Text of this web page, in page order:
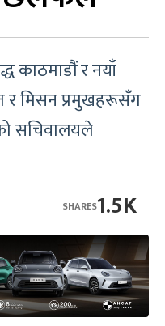
काठमाडौं र नयाँ
र मिसन प्रमुखहरूसँग
सचिवालयले
1.5K
SHARES